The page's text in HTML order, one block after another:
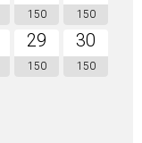
150 150
29
150
30
150